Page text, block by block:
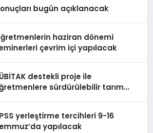
bugün açıklanacak
haziran dönemi
çevrim içi yapılacak
destekli proje ile
sürdürülebilir tarım
yerleştirme tercihleri 9-16
yapılacak